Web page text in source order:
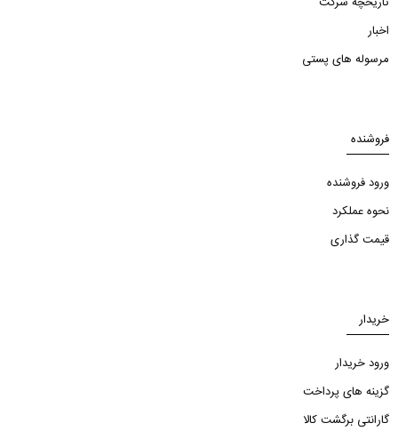
اخبار
مرسوله های پستی
فروشنده
ورود فروشنده
نحوه عملکرد
قیمت گذاری
خریدار
ورود خریدار
گزینه های پرداخت
گارانتی برگشت کالا